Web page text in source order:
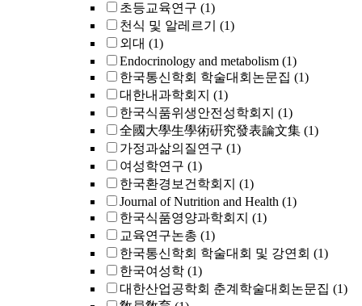
초등교육연구 (1)
천식 및 알레르기
(1)
외대 (1)
Endocrinology and metabolism (1)
한국통신학회 학술대회논문집 (1)
대한내과학회지 (1)
한국식품위생안전성학회지 (1)
全國大學生學術硏究發表論文集 (1)
가정과삶의질연구 (1)
여성학연구 (1)
한국환경보건학회지 (1)
Journal of Nutrition and Health (1)
한국식품영양과학회지 (1)
교육연구논총 (1)
한국통신학회 학술대회 및 강연회 (1)
한국여성학 (1)
대한산업공학회 춘계학술대회논문집 (1)